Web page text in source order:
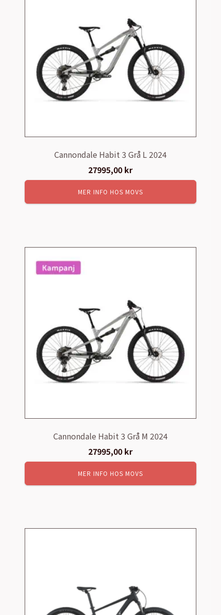
Cannondale Habit 3 Grå L 2024
27995,00 kr
MER INFO HOS MOVS
Cannondale Habit 3 Grå M 2024
27995,00 kr
MER INFO HOS MOVS